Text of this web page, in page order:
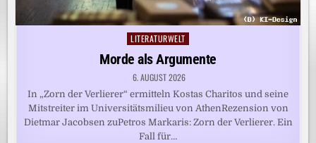
Posted
in
LITERATURWELT
Morde als Argumente
6. AUGUST 2026
In „Zorn der Verlierer“ ermitteln Kostas Charitos und seine
Mitstreiter im Universitätsmilieu von AthenRezension von
Dietmar Jacobsen zuPetros Markaris: Zorn der Verlierer. Ein
Fall für…